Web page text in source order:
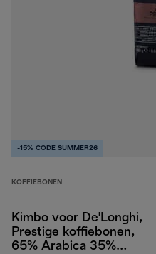
-15% CODE SUMMER26
KOFFIEBONEN
Kimbo voor De'Longhi,
Prestige koffiebonen,
65% Arabica 35%